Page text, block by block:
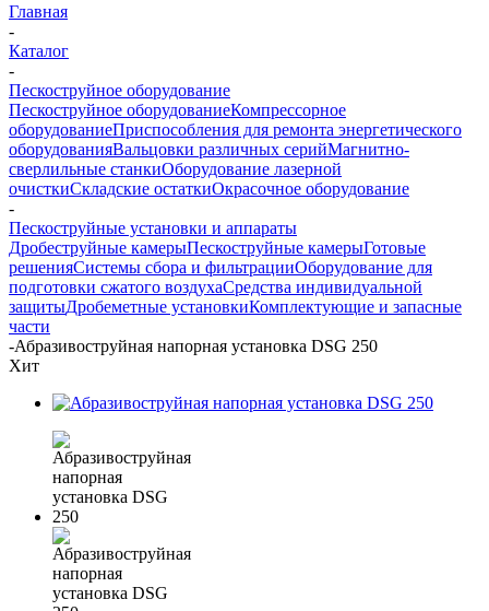
Главная
-
Каталог
-
Пескоструйное оборудование
Пескоструйное оборудованиеКомпрессорное
оборудованиеПриспособления для ремонта энергетического
оборудованияВальцовки различных серийМагнитно-
сверлильные станкиОборудование лазерной
очисткиСкладские остаткиОкрасочное оборудование
-
Пескоструйные установки и аппараты
Дробеструйные камерыПескоструйные камерыГотовые
решенияСистемы сбора и фильтрацииОборудование для
подготовки сжатого воздухаСредства индивидуальной
защитыДробеметные установкиКомплектующие и запасные
части
-Абразивоструйная напорная установка DSG 250
Хит